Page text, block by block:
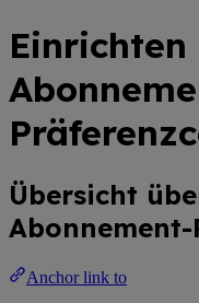
Übersicht
Anchor link to